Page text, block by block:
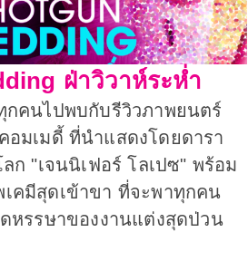
ฝ่าวิวาห์ระห่ำ
คนไปพบกับรีวิวภาพยนตร์
มเมดี้ ที่นำแสดงโดยดารา
ก "เจนนิเฟอร์ โลเปซ" พร้อม
คมีสุดเข้าขา ที่จะพาทุกคน
หรรษาของงานแต่งสุดป่วน